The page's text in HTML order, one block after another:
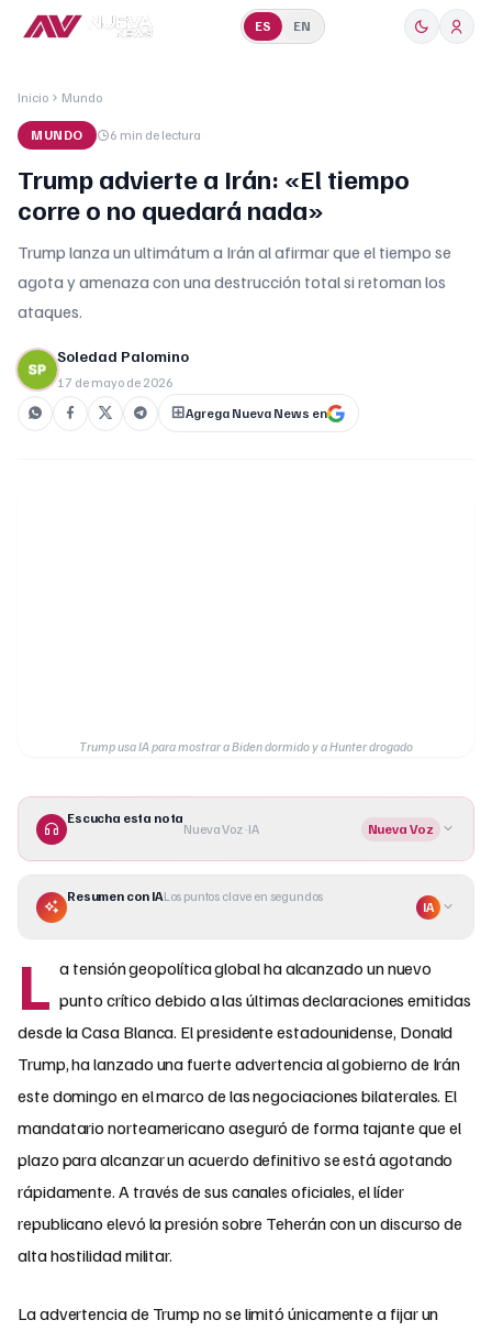
ES EN
Inicio Mundo
MUNDO 6 min de lectura
Trump advierte a Irán: «El tiempo
corre o no quedará nada»
Trump lanza un ultimátum a Irán al afirmar que el tiempo se
agota y amenaza con una destrucción total si retoman los
ataques.
Soledad Palomino
17 de mayo de 2026
Agrega Nueva News en
Trump usa IA para mostrar a Biden dormido y a Hunter drogado
Escucha esta nota
Nueva Voz · IA Nueva Voz
Resumen con IALos puntos clave en segundos
IA
L a tensión geopolítica global ha alcanzado un nuevo
punto crítico debido a las últimas declaraciones emitidas
desde la Casa Blanca. El presidente estadounidense, Donald
Trump, ha lanzado una fuerte advertencia al gobierno de Irán
este domingo en el marco de las negociaciones bilaterales. El
mandatario norteamericano aseguró de forma tajante que el
plazo para alcanzar un acuerdo definitivo se está agotando
rápidamente. A través de sus canales oficiales, el líder
republicano elevó la presión sobre Teherán con un discurso de
alta hostilidad militar.
La advertencia de Trump no se limitó únicamente a fijar un